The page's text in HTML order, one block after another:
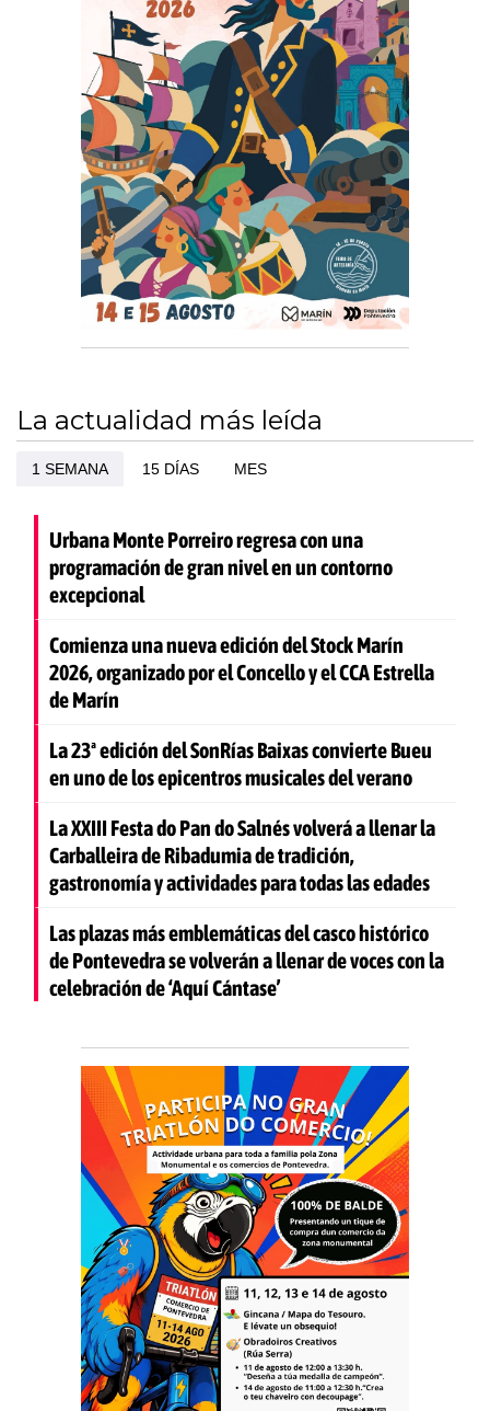
La actualidad más leída
1 SEMANA 15 DÍAS MES
Urbana Monte Porreiro regresa con una
programación de gran nivel en un contorno
excepcional
Comienza una nueva edición del Stock Marín
2026, organizado por el Concello y el CCA Estrella
de Marín
La 23ª edición del SonRías Baixas convierte Bueu
en uno de los epicentros musicales del verano
La XXIII Festa do Pan do Salnés volverá a llenar la
Carballeira de Ribadumia de tradición,
gastronomía y actividades para todas las edades
Las plazas más emblemáticas del casco histórico
de Pontevedra se volverán a llenar de voces con la
celebración de ‘Aquí Cántase’